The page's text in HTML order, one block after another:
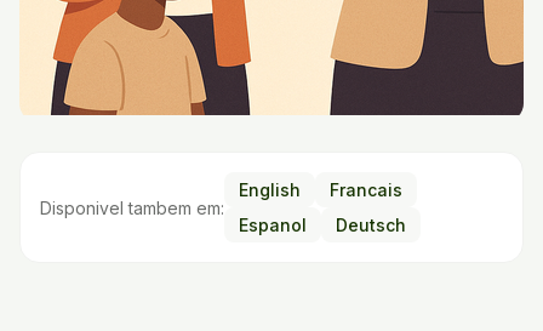
Disponivel tambem em:
English
Francais
Espanol
Deutsch